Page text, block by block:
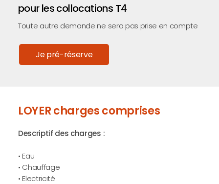
pour les collocations T4
Toute autre demande ne sera pas prise en compte
Je pré-réserve
LOYER charges comprises
Descriptif des charges :
• Eau
• Chauffage
• Electricité